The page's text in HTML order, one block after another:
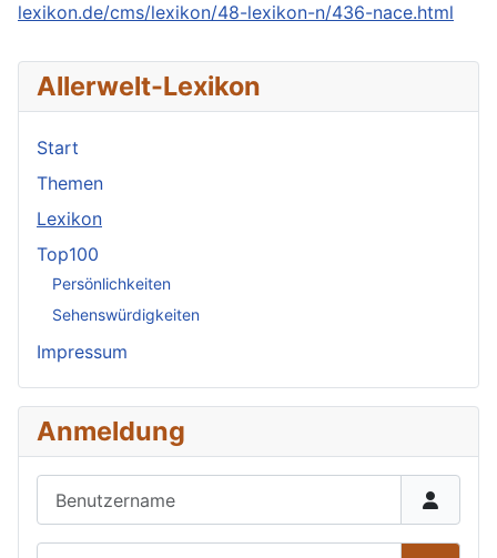
lexikon.de/cms/lexikon/48-lexikon-n/436-nace.html
Allerwelt-Lexikon
Start
Themen
Lexikon
Top100
Persönlichkeiten
Sehenswürdigkeiten
Impressum
Anmeldung